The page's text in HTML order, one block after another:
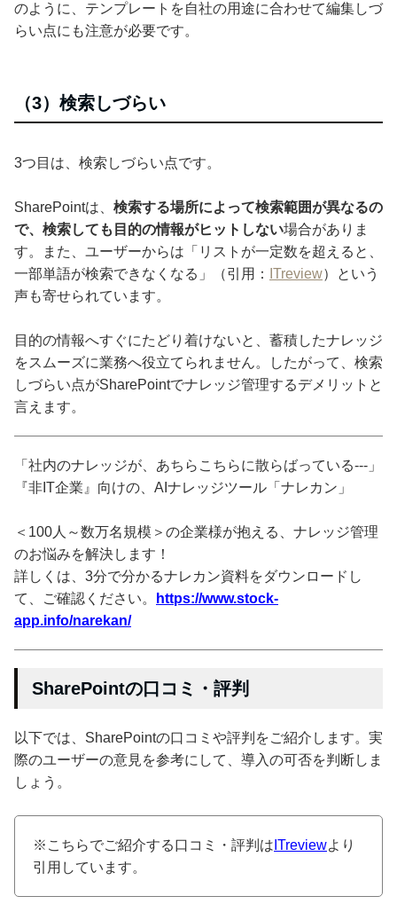
のように、テンプレートを自社の用途に合わせて編集しづ
らい点にも注意が必要です。
（3）検索しづらい
3つ目は、検索しづらい点です。
SharePointは、 検索する場所によって検索範囲が異なるの
で、検索しても目的の情報がヒットしない場合がありま
す。また、ユーザーからは「リストが一定数を超えると、
一部単語が検索できなくなる」（引用：
ITreview）という
声も寄せられています。
目的の情報へすぐにたどり着けないと、蓄積したナレッジ
をスムーズに業務へ役立てられません。したがって、検索
しづらい点がSharePointでナレッジ管理するデメリットと
言えます。
「社内のナレッジが、あちらこちらに散らばっている---」
『非IT企業』向けの、AIナレッジツール「ナレカン」
＜100人～数万名規模＞の企業様が抱える、ナレッジ管理
のお悩みを解決します！
詳しくは、3分で分かるナレカン資料をダウンロードし
て、ご確認ください。
https://www.stock-
app.info/narekan/
SharePointの口コミ・評判
以下では、SharePointの口コミや評判をご紹介します。実
際のユーザーの意見を参考にして、導入の可否を判断しま
しょう。
※こちらでご紹介する口コミ・評判は ITreviewより
引用しています。